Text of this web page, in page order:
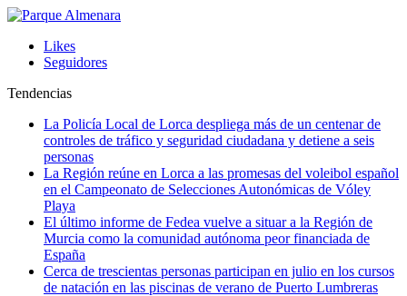
Likes
Seguidores
Tendencias
La Policía Local de Lorca despliega más de un centenar de
controles de tráfico y seguridad ciudadana y detiene a seis
personas
La Región reúne en Lorca a las promesas del voleibol español
en el Campeonato de Selecciones Autonómicas de Vóley
Playa
El último informe de Fedea vuelve a situar a la Región de
Murcia como la comunidad autónoma peor financiada de
España
Cerca de trescientas personas participan en julio en los cursos
de natación en las piscinas de verano de Puerto Lumbreras